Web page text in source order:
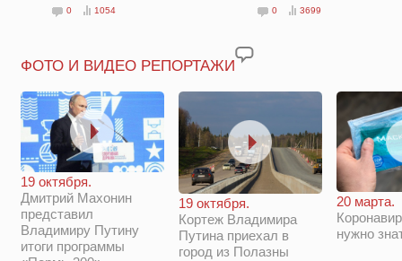
0 1054 0 3699
ФОТО И ВИДЕО РЕПОРТАЖИ
19 октября.
Дмитрий Махонин
представил
Владимиру Путину
итоги программы
19 октября.
Кортеж Владимира
Путина приехал в
город из Полазны
20 марта.
нужно